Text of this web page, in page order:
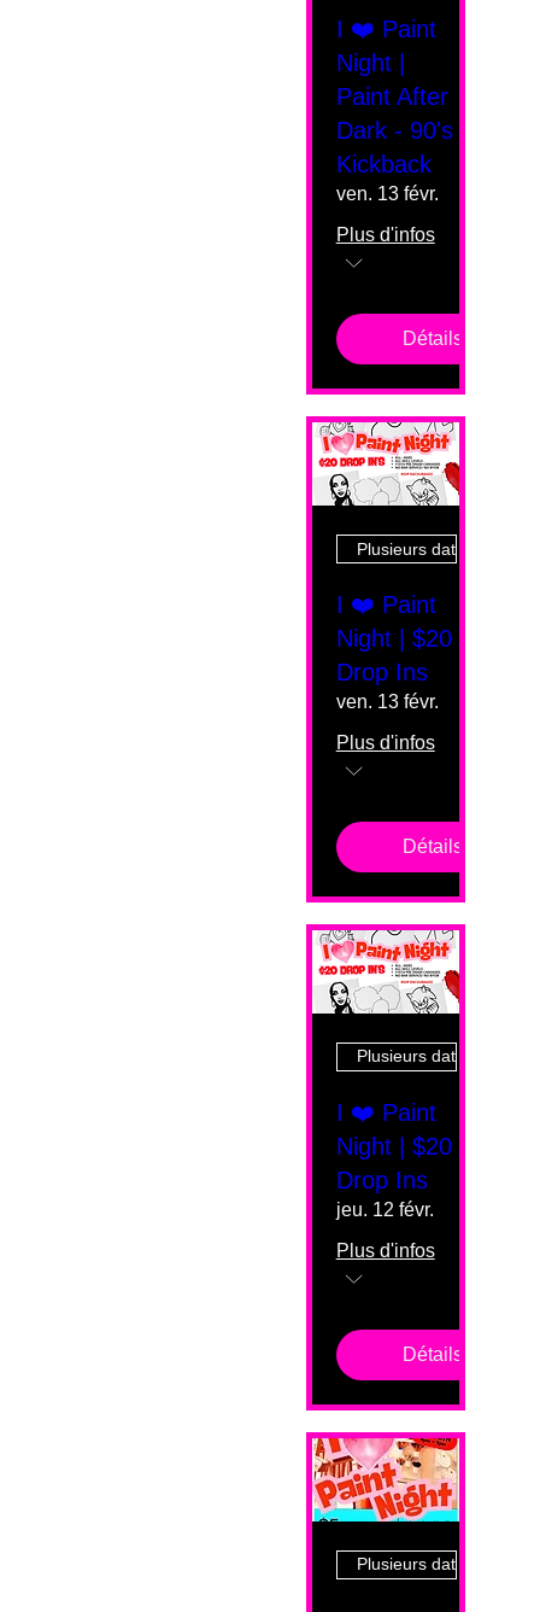
I ❤️ Paint
Night |
Paint After
Dark - 90's
Kickback
ven. 13 févr.
Plus d'infos
Détails
Plusieurs dates
I ❤️ Paint
Night | $20
Drop Ins
ven. 13 févr.
Plus d'infos
Détails
Plusieurs dates
I ❤️ Paint
Night | $20
Drop Ins
jeu. 12 févr.
Plus d'infos
Détails
Plusieurs dates